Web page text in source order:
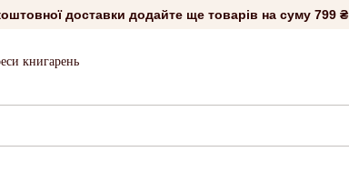
доставки додайте ще товарів на суму 799 ₴
книгарень